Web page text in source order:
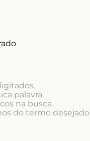
palavra.
na busca.
do termo desejado.